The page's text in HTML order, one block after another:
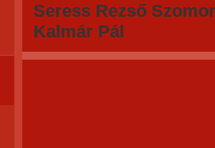
Seress Rezső
Kalmár Pál